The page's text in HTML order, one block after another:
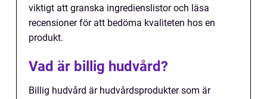
viktigt att granska ingredienslistor och läsa
recensioner för att bedöma kvaliteten hos en
produkt.
Vad är billig hudvård?
Billig hudvård är hudvårdsprodukter som är